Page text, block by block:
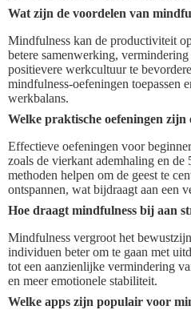
Wat zijn de voordelen van
Mindfulness kan de productiviteit
betere samenwerking, vermindering
positievere werkcultuur te
mindfulness-oefeningen toepassen
werkbalans.
Welke praktische oefeningen zijn
Effectieve oefeningen voor
zoals de vierkant ademhaling en
methoden helpen om de geest te
ontspannen, wat bijdraagt aan een
Hoe draagt mindfulness bij aan
Mindfulness vergroot het
individuen beter om te gaan met
tot een aanzienlijke vermindering
en meer emotionele stabiliteit.
Welke apps zijn populair voor